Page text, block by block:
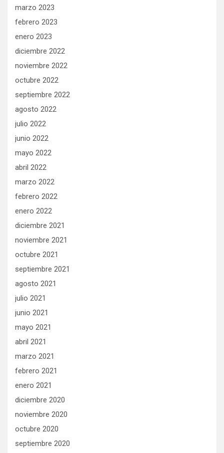
marzo 2023
febrero 2023
enero 2023
diciembre 2022
noviembre 2022
octubre 2022
septiembre 2022
agosto 2022
julio 2022
junio 2022
mayo 2022
abril 2022
marzo 2022
febrero 2022
enero 2022
diciembre 2021
noviembre 2021
octubre 2021
septiembre 2021
agosto 2021
julio 2021
junio 2021
mayo 2021
abril 2021
marzo 2021
febrero 2021
enero 2021
diciembre 2020
noviembre 2020
octubre 2020
septiembre 2020